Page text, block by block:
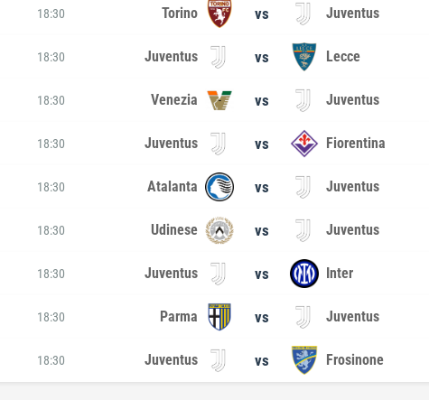
18:30 Torino vs Juventus
18:30 Juventus vs Lecce
18:30 Venezia vs Juventus
18:30 Juventus vs Fiorentina
18:30 Atalanta vs Juventus
18:30 Udinese vs Juventus
18:30 Juventus vs Inter
18:30 Parma vs Juventus
18:30 Juventus vs Frosinone